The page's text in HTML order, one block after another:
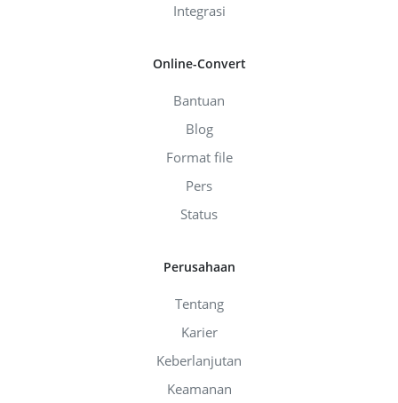
Integrasi
Online-Convert
Bantuan
Blog
Format file
Pers
Status
Perusahaan
Tentang
Karier
Keberlanjutan
Keamanan